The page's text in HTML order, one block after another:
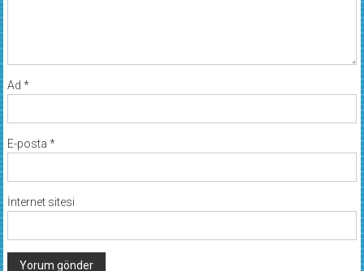
Ad *
E-posta *
İnternet sitesi